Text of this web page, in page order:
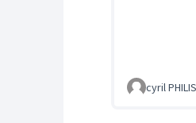
cyril PHILIS